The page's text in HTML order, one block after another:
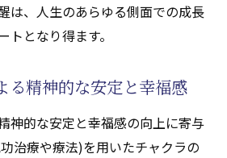
は、人生のあらゆる側面での成長
となり得ます。
る精神的な安定と幸福感
神的な安定と幸福感の向上に寄与
治療や療法)を用いたチャクラの